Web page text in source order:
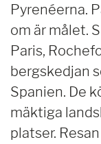
Pyrenéerna.
om är målet.
Paris,
bergskedjan
Spanien. De
mäktiga
platser.